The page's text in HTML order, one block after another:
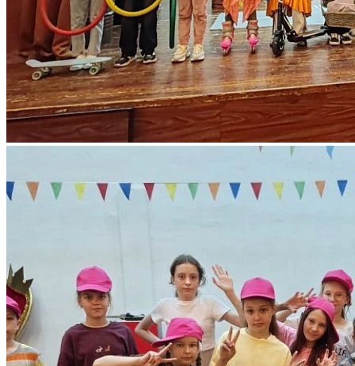
- 1 место — отряд «Цзин Лун» («Золотой дракон») со сказкой
«Буратино».
- 2 место — отряд «Балтийцы» со сказкой «Кошкин дом».
- 3 место — отряд «Зебра в законе» со сказкой «Теремок», и
отряд «Розовые пантеры» со сказкой «Айболит».
Все участники получили заслуженные грамоты за занятые
места и специальные номинации.
Выражаем благодарность жюри конкурса — обучающимся
театральной студии «Маска» — за их чуткость и
Поздравляем ребят с прекрасными выступлениями и желаем
Пред. новость
Наши контакты
236040,г. Калининград, ул. Сергеева 10
+7 (401) 253-45-55
dtdm39@mail.ru